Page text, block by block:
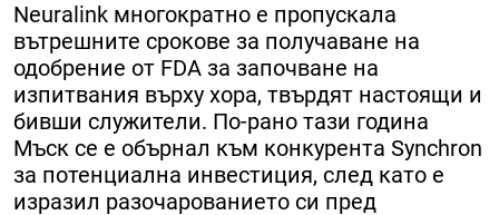
Neuralink многократно е пропускала
вътрешните срокове за получаване на
одобрение от FDA за започване на
изпитвания върху хора, твърдят настоящи и
бивши служители. По-рано тази година
Мъск се е обърнал към конкурента Synchron
за потенциална инвестиция, след като е
изразил разочарованието си пред